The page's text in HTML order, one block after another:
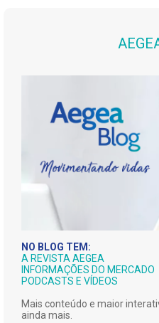
NO BLOG TEM:
A REVISTA AEGEA
INFORMAÇÕES DO MERCADO
PODCASTS E VÍDEOS
Mais conteúdo e maior
ainda mais.